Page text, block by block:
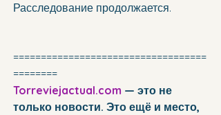
Расследование продолжается.
===================================
========
Torreviejactual.com — это не
только новости. Это ещё и место,